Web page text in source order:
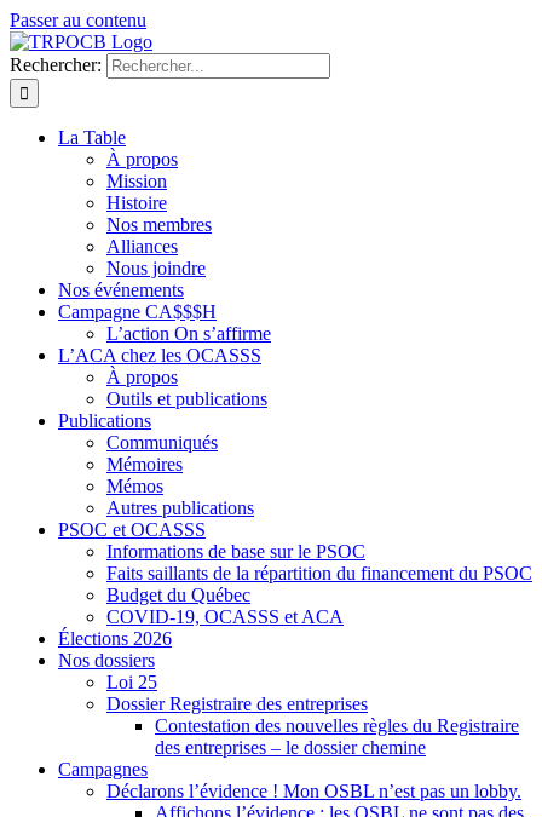
Passer au contenu
Rechercher:
La Table
À propos
Mission
Histoire
Nos membres
Alliances
Nous joindre
Nos événements
Campagne CA$$$H
L’action On s’affirme
L’ACA chez les OCASSS
À propos
Outils et publications
Publications
Communiqués
Mémoires
Mémos
Autres publications
PSOC et OCASSS
Informations de base sur le PSOC
Faits saillants de la répartition du financement du PSOC
Budget du Québec
COVID-19, OCASSS et ACA
Élections 2026
Nos dossiers
Loi 25
Dossier Registraire des entreprises
Contestation des nouvelles règles du Registraire
des entreprises – le dossier chemine
Campagnes
Déclarons l’évidence ! Mon OSBL n’est pas un lobby.
Affichons l’évidence : les OSBL ne sont pas des